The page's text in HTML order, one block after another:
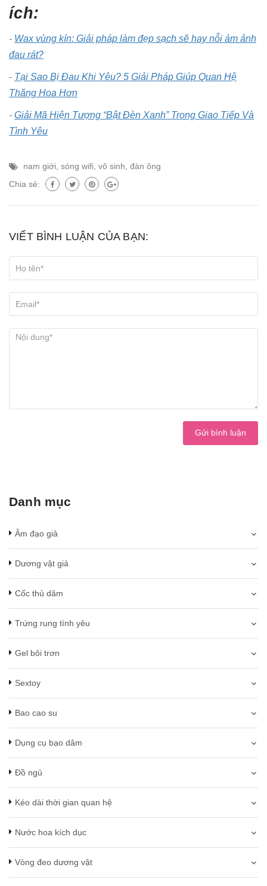
ích:
- Wax vùng kín: Giải pháp làm đẹp sạch sẽ hay nỗi ám ảnh
đau rát?
- Tại Sao Bị Đau Khi Yêu? 5 Giải Pháp Giúp Quan Hệ
Thăng Hoa Hơn
- Giải Mã Hiện Tượng “Bật Đèn Xanh” Trong Giao Tiếp Và
Tình Yêu
nam giới sóng wifi vô sinh đàn ông
Chia sẻ:
VIẾT BÌNH LUẬN CỦA BẠN:
Gửi bình luận
Danh mục
Âm đạo giả
Dương vật giả
Cốc thủ dâm
Trứng rung tình yêu
Gel bôi trơn
Sextoy
Bao cao su
Dụng cụ bạo dâm
Đồ ngủ
Kéo dài thời gian quan hệ
Nước hoa kích dục
Vòng đeo dương vật